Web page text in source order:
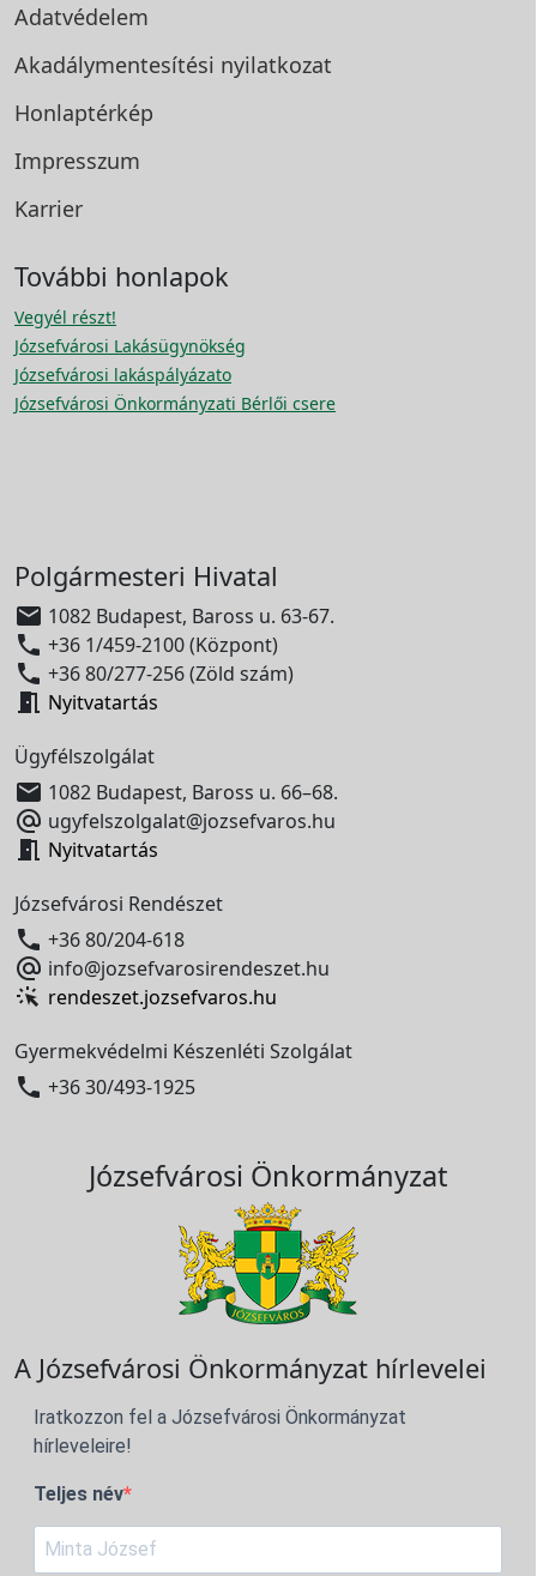
Adatvédelem
Akadálymentesítési nyilatkozat
Honlaptérkép
Impresszum
Karrier
További honlapok
Vegyél részt!
Józsefvárosi Lakásügynökség
Józsefvárosi lakáspályázato
Józsefvárosi Önkormányzati Bérlői csere
Polgármesteri Hivatal
 1082 Budapest, Baross u. 63-67.
 +36 1/459-2100 (Központ)
 +36 80/277-256 (Zöld szám)
 Nyitvatartás
Ügyfélszolgálat
 1082 Budapest, Baross u. 66–68.
 ugyfelszolgalat@jozsefvaros.hu
 Nyitvatartás
Józsefvárosi Rendészet
 +36 80/204-618
 info@jozsefvarosirendeszet.hu
rendeszet.jozsefvaros.hu
Gyermekvédelmi Készenléti Szolgálat
 +36 30/493-1925
Józsefvárosi Önkormányzat
A Józsefvárosi Önkormányzat hírlevelei
Iratkozzon fel a Józsefvárosi Önkormányzat
hírleveleire!
Teljes név